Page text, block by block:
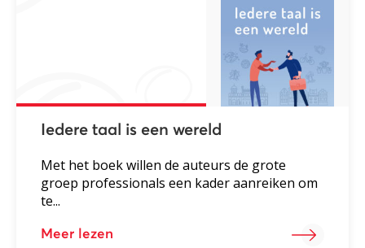
Iedere taal is een wereld
Met het boek willen de auteurs de grote
groep professionals een kader aanreiken om
te...
Meer lezen